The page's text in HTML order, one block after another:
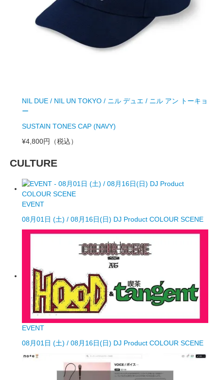
NIL DUE / NIL UN TOKYO / ニル デュエ / ニル アン トーキョ
ー
SUSTAIN TONES CAP (NAVY)
¥4,800円
（税込）
CULTURE
EVENT
08月01日 (土) / 08月16日(日) DJ Product COLOUR SCENE
EVENT
08月01日 (土) / 08月16日(日) DJ Product COLOUR SCENE